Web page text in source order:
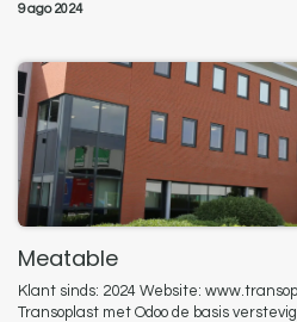
9 ago 2024
Meatable
Klant sinds: 2024 Website:
Transoplast met Odoo de basis